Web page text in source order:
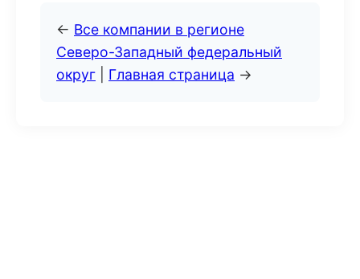
← Все компании в регионе
Северо-Западный федеральный
округ
Главная страница →